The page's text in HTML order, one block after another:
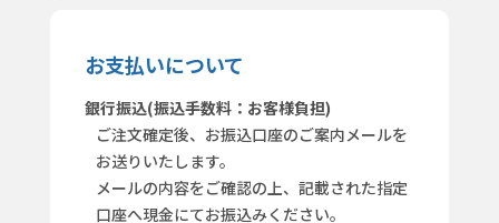
お支払いについて
銀行振込(振込手数料：お客様負担)
ご注文確定後、お振込口座のご案内メールを
お送りいたします。
メールの内容をご確認の上、記載された指定
口座へ現金にてお振込みください。